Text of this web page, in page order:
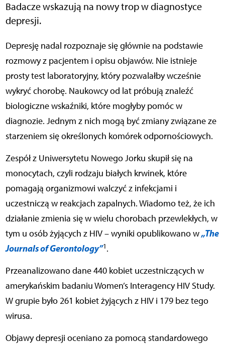
Badacze wskazują na nowy trop w diagnostyce
depresji.
Depresję nadal rozpoznaje się głównie na podstawie
rozmowy z pacjentem i opisu objawów. Nie istnieje
prosty test laboratoryjny, który pozwalałby wcześnie
wykryć chorobę. Naukowcy od lat próbują znaleźć
biologiczne wskaźniki, które mogłyby pomóc w
diagnozie. Jednym z nich mogą być zmiany związane ze
starzeniem się określonych komórek odpornościowych.
Zespół z Uniwersytetu Nowego Jorku skupił się na
monocytach, czyli rodzaju białych krwinek, które
pomagają organizmowi walczyć z infekcjami i
uczestniczą w reakcjach zapalnych. Wiadomo też, że ich
działanie zmienia się w wielu chorobach przewlekłych, w
tym u osób żyjących z HIV – wyniki opublikowano w„The
Journals of Gerontology”1.
Przeanalizowano dane 440 kobiet uczestniczących w
amerykańskim badaniu Women’s Interagency HIV Study.
W grupie było 261 kobiet żyjących z HIV i 179 bez tego
wirusa.
Objawy depresji oceniano za pomocą standardowego